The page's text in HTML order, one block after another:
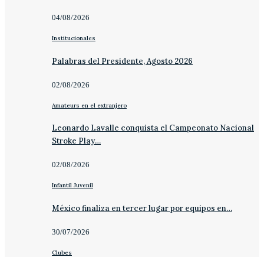
04/08/2026
Institucionales
Palabras del Presidente, Agosto 2026
02/08/2026
Amateurs en el extranjero
Leonardo Lavalle conquista el Campeonato Nacional
Stroke Play…
02/08/2026
Infantil Juvenil
México finaliza en tercer lugar por equipos en…
30/07/2026
Clubes